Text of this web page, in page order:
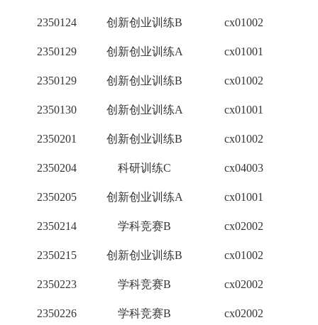
2350124 创新创业训练B cx01002
2350129 创新创业训练A cx01001
2350129 创新创业训练B cx01002
2350130 创新创业训练A cx01001
2350201 创新创业训练B cx01002
2350204 科研训练C cx04003
2350205 创新创业训练A cx01001
2350214 学科竞赛B cx02002
2350215 创新创业训练B cx01002
2350223 学科竞赛B cx02002
2350226 学科竞赛B cx02002